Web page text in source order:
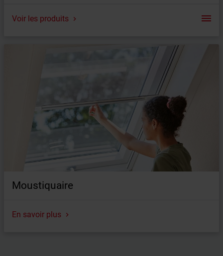
Voir les produits
Moustiquaire
En savoir plus